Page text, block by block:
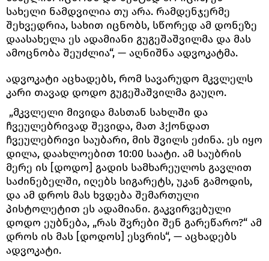
სახელი ნამდვილია თუ არა. რამდენჯერმე
შეხვედრია, სახით იცნობს, სწორედ ამ დონეზე
დაასახელა ეს ადამიანი გუგეშაშვილმა და მას
ამოცნობა შეუძლია“, — აღნიშნა ადვოკატმა.
ადვოკატი აცხადებს, რომ სავარუდო მკვლელს
კარი თავად დოდო გუგეშაშვილმა გაუღო.
„მკვლელი მივიდა მასთან სახლში და
ჩვეულებრივად შევიდა, მათ ჰქონდათ
ჩვეულებრივი საუბარი, მის შვილს ეძინა. ეს იყო
დილა, დაახლოებით 10:00 საატი. ამ საუბრის
მერე ის [დოდო] გადის სამხარეულოს გავლით
საძინებელში, იღებს სიგარეტს, უკან გამოდის,
და ამ დროს მას ხვდება შემართული
პისტოლეტით ეს ადამიანი. გაკვირვებული
დოდო ეუბნება, „რას შვრები შენ გარეწარო?“ ამ
დროს ის მას [დოდოს] ესვრის“, — აცხადებს
ადვოკატი.